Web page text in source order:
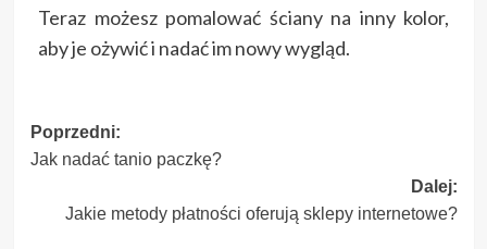
Teraz możesz pomalować ściany na inny kolor,
aby je ożywić i nadać im nowy wygląd.
Zobacz
wpisy
Poprzedni:
Jak nadać tanio paczkę?
Dalej:
Jakie metody płatności oferują sklepy internetowe?